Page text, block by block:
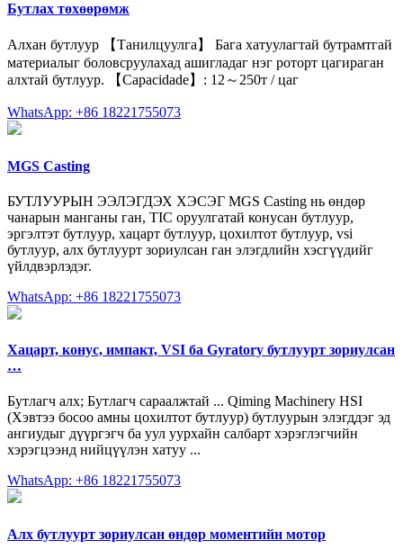
Бутлах төхөөрөмж
Алхан бутлуур 【Танилцуулга】 Бага хатуулагтай бутрамтгай
материалыг боловсруулахад ашигладаг нэг роторт цагираган
алхтай бутлуур. 【Capacidade】: 12～250т / цаг
WhatsApp: +86 18221755073
MGS Casting
БУТЛУУРЫН ЭЭЛЭГДЭХ ХЭСЭГ MGS Casting нь өндөр
чанарын манганы ган, TIC оруулгатай конусан бутлуур,
эргэлтэт бутлуур, хацарт бутлуур, цохилтот бутлуур, vsi
бутлуур, алх бутлуурт зориулсан ган элэгдлийн хэсгүүдийг
үйлдвэрлэдэг.
WhatsApp: +86 18221755073
Хацарт, конус, импакт, VSI ба Gyratory бутлуурт зориулсан
…
Бутлагч алх; Бутлагч сараалжтай ... Qiming Machinery HSI
(Хэвтээ босоо амны цохилтот бутлуур) бутлуурын элэгддэг эд
ангиудыг дүүргэгч ба уул уурхайн салбарт хэрэглэгчийн
хэрэгцээнд нийцүүлэн хатуу ...
WhatsApp: +86 18221755073
Алх бутлуурт зориулсан өндөр моментийн мотор